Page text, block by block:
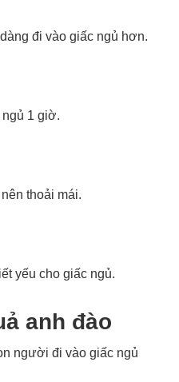
đi vào giấc ngủ hơn.
1 giờ.
thoải mái.
yếu cho giấc ngủ.
anh đào
người đi vào giấc ngủ